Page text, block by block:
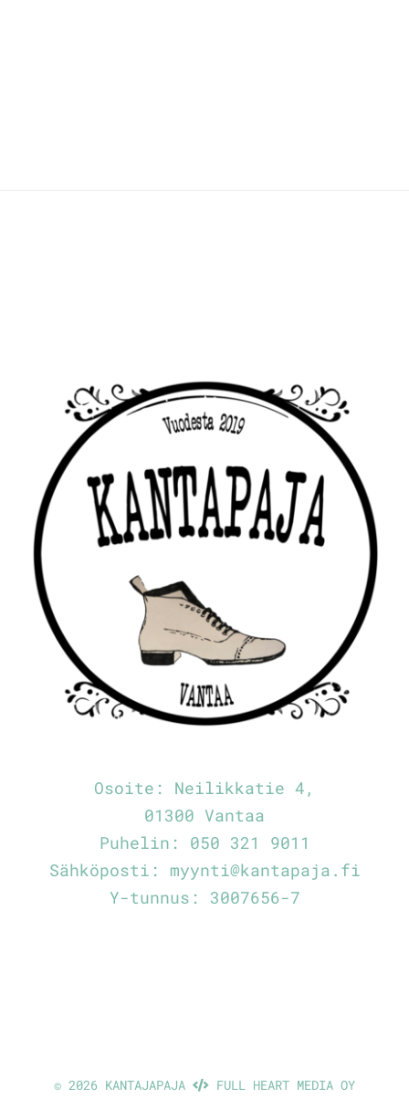
Osoite: Neilikkatie 4,
01300 Vantaa
Puhelin: 050 321 9011
Sähköposti: myynti@kantapaja.fi
Y-tunnus: 3007656-7
© 2026 KANTAJAPAJA FULL HEART MEDIA OY